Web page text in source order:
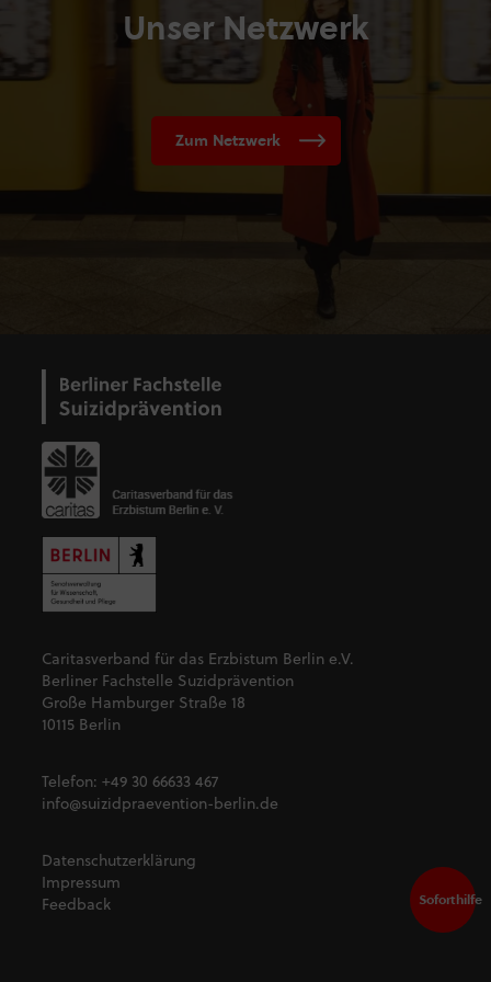
Soforthilfe
Unser Netzwerk
Zum Netzwerk
Caritasverband für das Erzbistum Berlin e.V.
Berliner Fachstelle Suzidprävention
Große Hamburger Straße 18
10115 Berlin
Telefon: +49 30 66633 467
info@suizidpraevention-berlin.de
Datenschutzerklärung
Impressum
Feedback